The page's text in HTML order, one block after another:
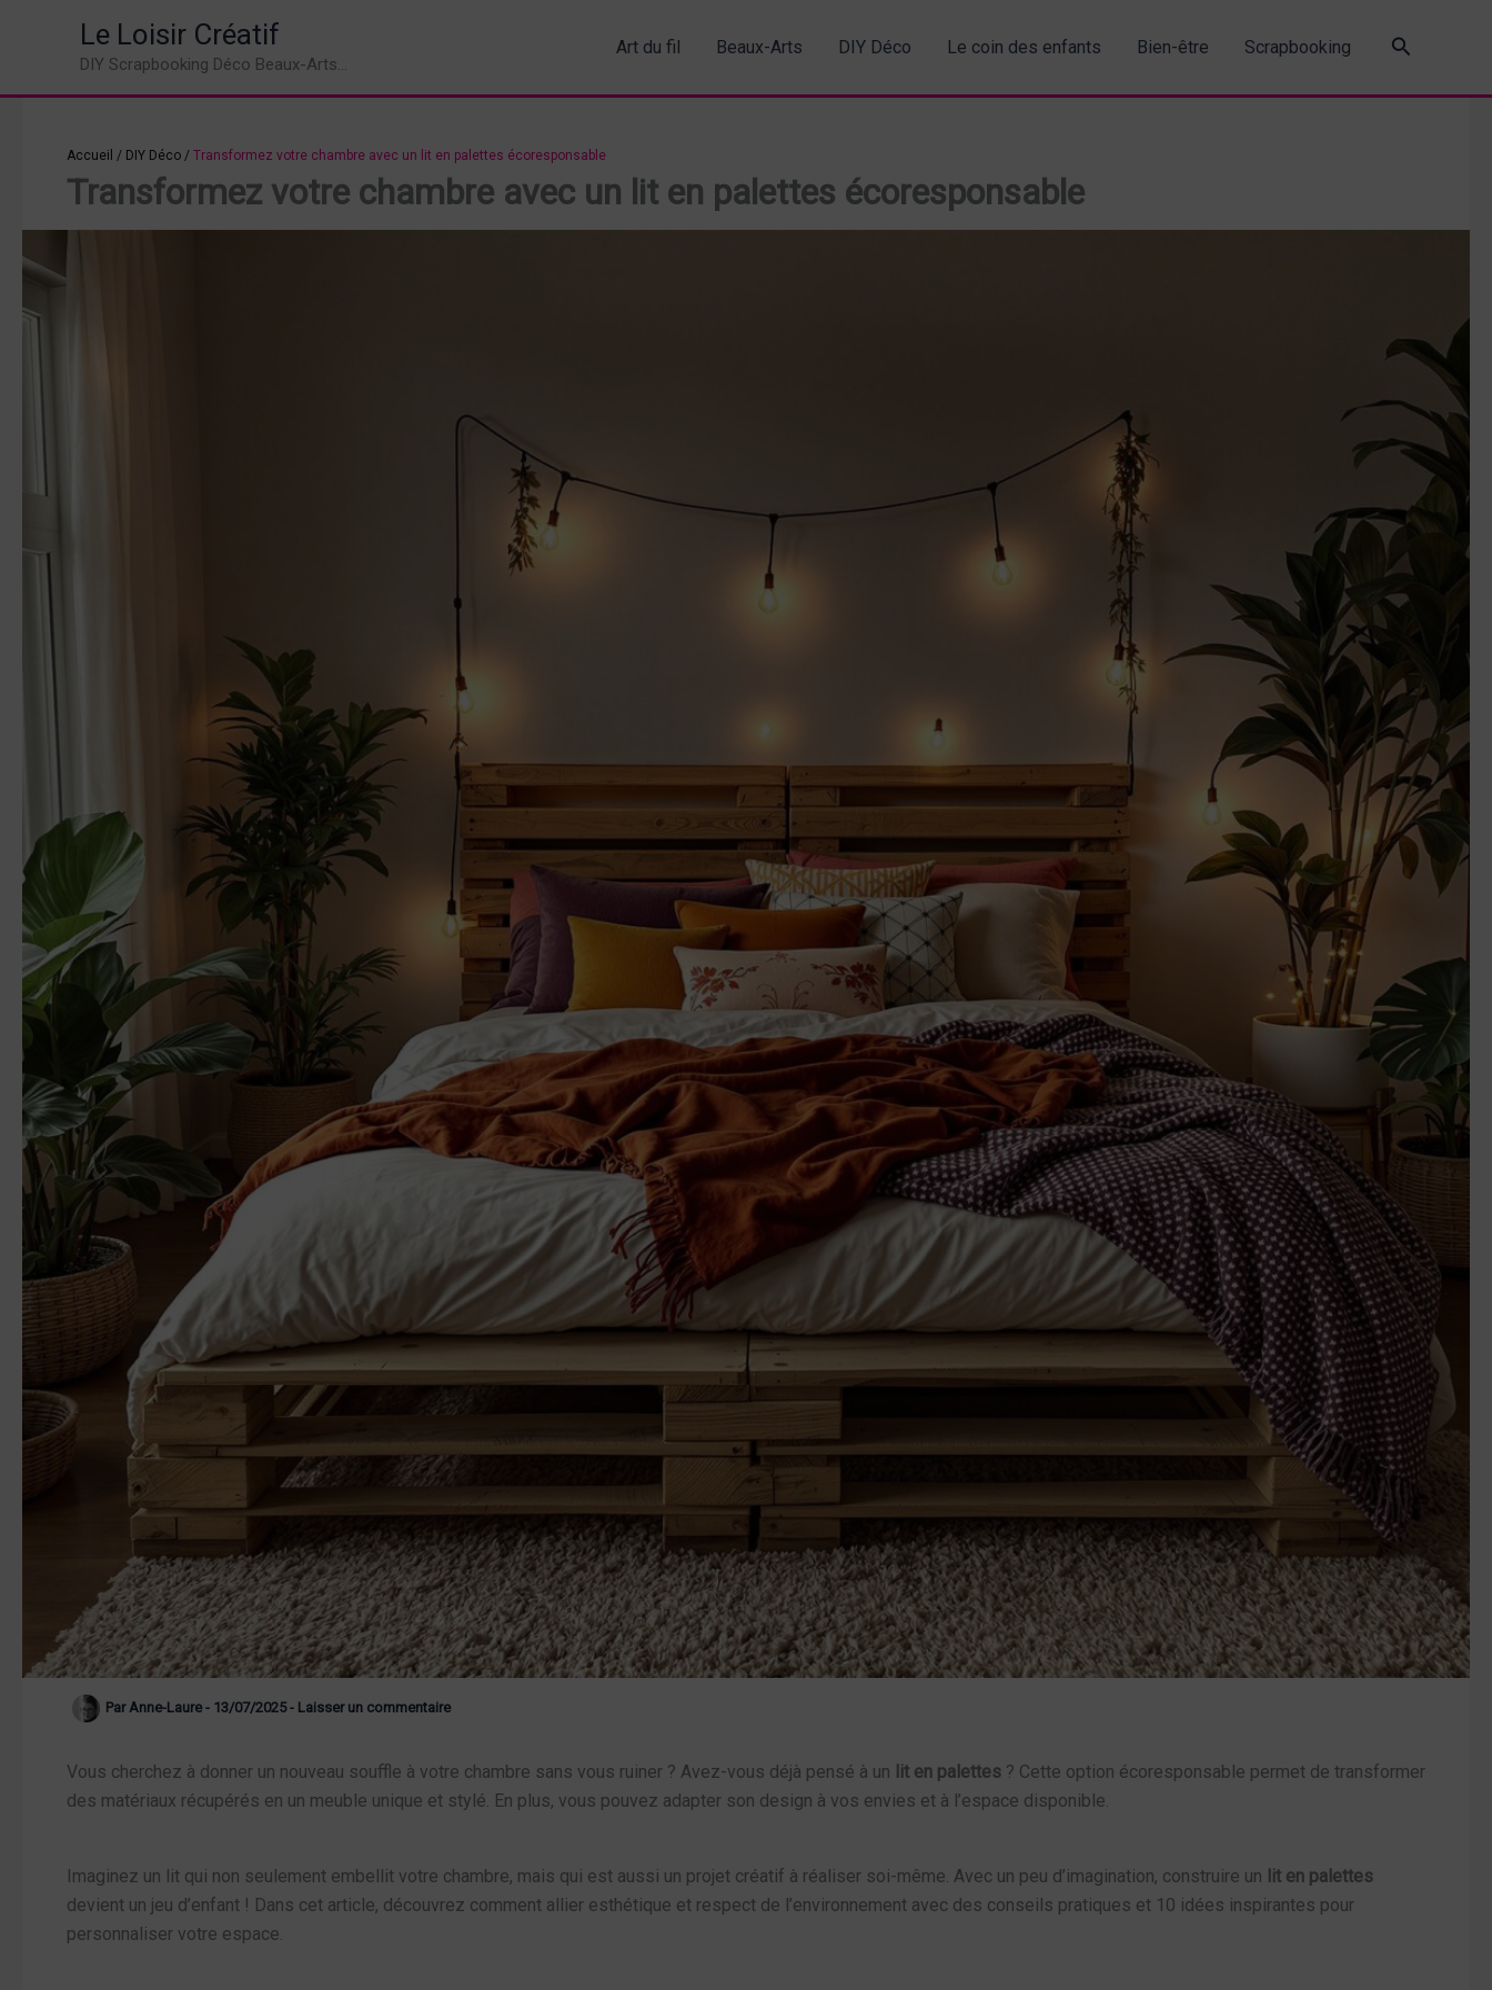
Le Loisir Créatif
DIY Scrapbooking Déco Beaux-Arts...
Art du fil Beaux-Arts DIY Déco Le coin des enfants Bien-être Scrapbooking
Accueil / DIY Déco / Transformez votre chambre avec un lit en palettes écoresponsable
Transformez votre chambre avec un lit en palettes écoresponsable
Par Anne-Laure- 13/07/2025- Laisser un commentaire
Vous cherchez à donner un nouveau souffle à votre chambre sans vous ruiner ? Avez-vous déjà pensé à un lit en palettes ? Cette option écoresponsable permet de transformer
des matériaux récupérés en un meuble unique et stylé. En plus, vous pouvez adapter son design à vos envies et à l’espace disponible.
Imaginez un lit qui non seulement embellit votre chambre, mais qui est aussi un projet créatif à réaliser soi-même. Avec un peu d’imagination, construire un lit en palettes
devient un jeu d’enfant ! Dans cet article, découvrez comment allier esthétique et respect de l’environnement avec des conseils pratiques et 10 idées inspirantes pour
personnaliser votre espace.